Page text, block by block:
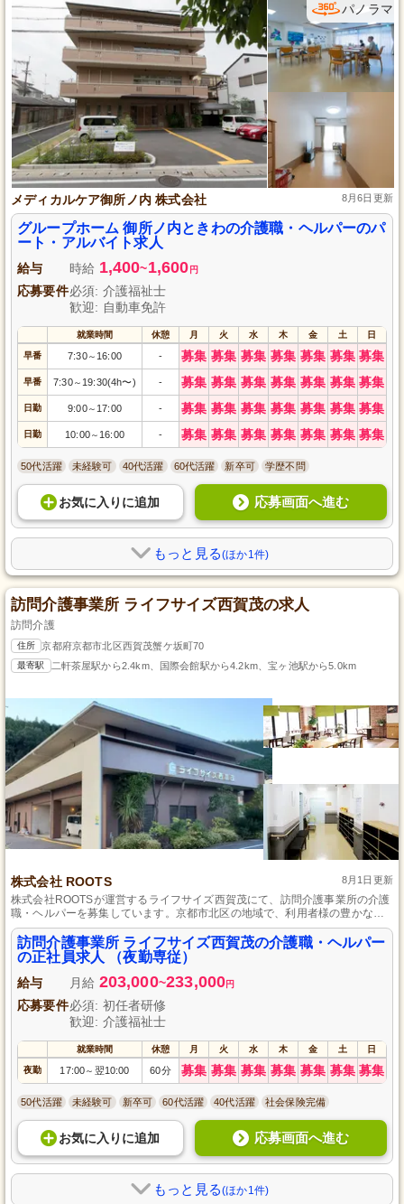
パノラマ
メディカルケア御所ノ内 株式会社 8月6日更新
グループホーム 御所ノ内ときわの介護職・ヘルパーのパ
ート・アルバイト求人
給与 時給 1,400~1,600 円
応募要件必須: 介護福祉士
歓迎: 自動車免許
就業時間 休憩 月 火 水 木 金 土 日
早番 7:30～ 16:00 - 募集 募集 募集 募集 募集 募集 募集
早番 7:30～ 19:30(4h〜) - 募集 募集 募集 募集 募集 募集 募集
日勤 9:00～ 17:00 - 募集 募集 募集 募集 募集 募集 募集
日勤 10:00～ 16:00 - 募集 募集 募集 募集 募集 募集 募集
50代活躍 未経験可 40代活躍 60代活躍 新卒可 学歴不問
お気に入り に追加 応募画面へ進む
もっと見る(ほか1件)
訪問介護事業所 ライフサイズ西賀茂の求人
訪問介護
住所 京都府京都市北区西賀茂蟹ケ坂町70
最寄駅 二軒茶屋駅から2.4km、国際会館駅から4.2km、宝ヶ池駅から5.0km
株式会社 ROOTS 8月1日更新
株式会社ROOTSが運営するライフサイズ西賀茂にて、訪問介護事業所の介護
職・ヘルパーを募集しています。京都市北区の地域で、利用者様の豊かな自
宅生活を支えることができるやりがいある仕事です。初任者研修や介護福祉
士の資格をお持ちの方を特に歓迎します。安定した正社員として、研修制度
やキャリアアップサポートが充実した環境で成長し、利用者様とともに笑顔
と安心を提供しませんか？
訪問介護事業所 ライフサイズ西賀茂の介護職・ヘルパー
の正社員求人 （夜勤専従）
給与 月給 203,000~233,000円
応募要件必須: 初任者研修
歓迎: 介護福祉士
就業時間 休憩 月 火 水 木 金 土 日
夜勤 17:00～ 翌10:00 60分 募集 募集 募集 募集 募集 募集 募集
50代活躍 未経験可 新卒可 60代活躍 40代活躍 社会保険完備
お気に入り に追加 応募画面へ進む
もっと見る(ほか1件)